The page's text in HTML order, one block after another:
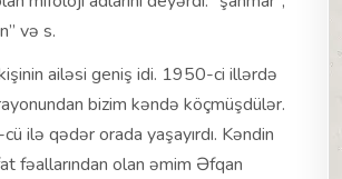
və s.
ailəsi geniş idi. 1950-ci illərdə
bizim kəndə köçmüşdülər.
ilə qədər orada yaşayırdı. Kəndin
fəallarından olan əmim Əfqan